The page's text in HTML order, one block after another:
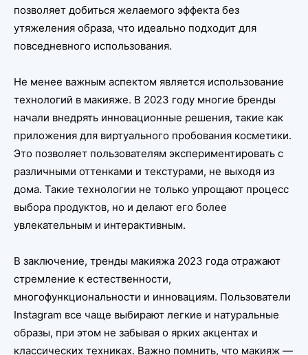
позволяет добиться желаемого эффекта без
утяжеления образа, что идеально подходит для
повседневного использования.
Не менее важным аспектом является использование
технологий в макияже. В 2023 году многие бренды
начали внедрять инновационные решения, такие как
приложения для виртуального пробования косметики.
Это позволяет пользователям экспериментировать с
различными оттенками и текстурами, не выходя из
дома. Такие технологии не только упрощают процесс
выбора продуктов, но и делают его более
увлекательным и интерактивным.
В заключение, тренды макияжа 2023 года отражают
стремление к естественности,
многофункциональности и инновациям. Пользователи
Instagram все чаще выбирают легкие и натуральные
образы, при этом не забывая о ярких акцентах и
классических техниках. Важно помнить, что макияж —